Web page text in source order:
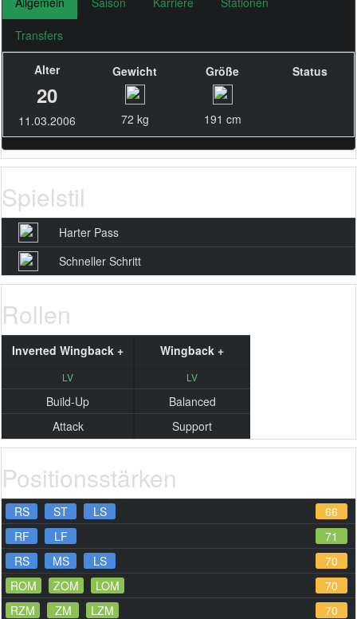
Transfers
Alter
20
11.03.2006
Gewicht
72 kg
Größe
191 cm
Status
Spielstil
Harter Pass
Schneller Schritt
Rollen
Inverted Wingback +
LV
Build-Up
Attack
Wingback +
LV
Balanced
Support
Positionsstärken
RS ST LS
66
RF
LF
71
RS
MS LS
70
ROM
ZOM LOM
70
RZM
ZM LZM
70